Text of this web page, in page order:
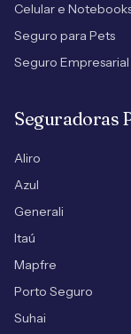
Celular e
Seguro para Pets
Seguro Empresarial
Seguradoras
Aliro
Azul
Generali
Itaú
Mapfre
Porto Seguro
Suhai